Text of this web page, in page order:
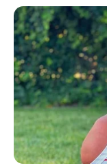
ACTIVAR